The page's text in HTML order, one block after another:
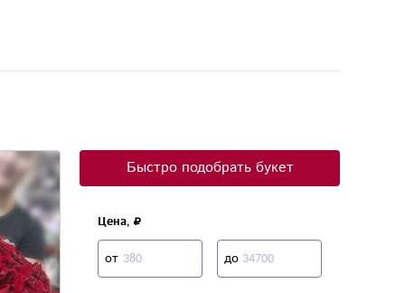
Быстро подобрать букет
Цена,
от до